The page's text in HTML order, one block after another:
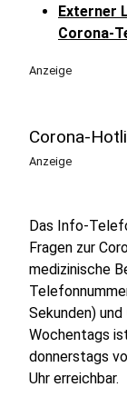
Externer
Corona-
Anzeige
Corona-
Anzeige
Das Info-
Fragen zur
medizinische
Sekunden) und
Wochentags
donnerstags
Uhr erreichbar.